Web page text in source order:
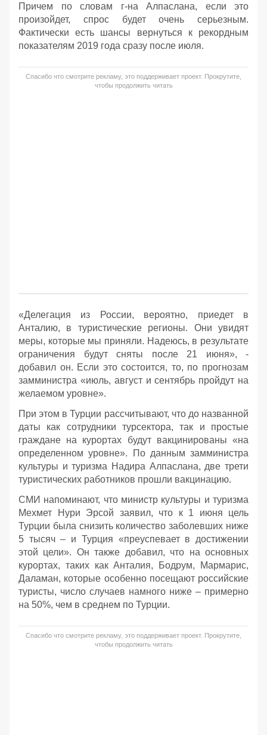
Причем по словам г-на Алпаслана, если это
произойдет, спрос будет очень серьезным.
Фактически есть шансы вернуться к рекордным
показателям 2019 года сразу после июля.
Спасибо что смотрите рекламу, это поддерживает проект. Прокрутите,
чтобы продолжить читать
«Делегация из России, вероятно, приедет в
Анталию, в туристические регионы. Они увидят
меры, которые мы приняли. Надеюсь, в результате
ограничения будут сняты после 21 июня», -
добавил он. Если это состоится, то, по прогнозам
замминистра «июль, август и сентябрь пройдут на
желаемом уровне».
При этом в Турции рассчитывают, что до названной
даты как сотрудники турсектора, так и простые
граждане на курортах будут вакцинированы «на
определенном уровне». По данным замминистра
культуры и туризма Надира Алпаслана, две трети
туристических работников прошли вакцинацию.
СМИ напоминают, что министр культуры и туризма
Мехмет Нури Эрсой заявил, что к 1 июня цель
Турции была снизить количество заболевших ниже
5 тысяч – и Турция «преуспевает в достижении
этой цели». Он также добавил, что на основных
курортах, таких как Анталия, Бодрум, Мармарис,
Даламан, которые особенно посещают российские
туристы, число случаев намного ниже – примерно
на 50%, чем в среднем по Турции.
Спасибо что смотрите рекламу, это поддерживает проект. Прокрутите,
чтобы продолжить читать